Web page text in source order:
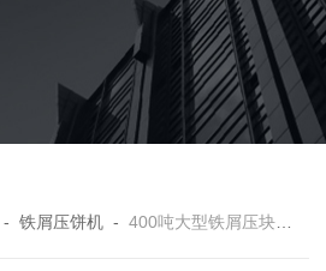
-铁屑压饼机 -400吨大型铁屑压块机 时产1吨